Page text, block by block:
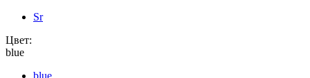
Sr
Цвет:
blue
blue